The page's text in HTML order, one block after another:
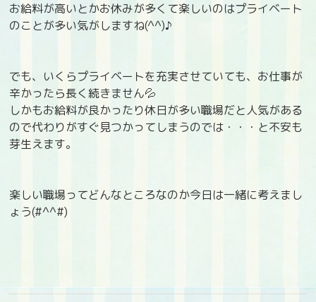
お給料が高いとかお休みが多くて楽しいのはプライベート
のことが多い気がしますね(^^)♪
でも、いくらプライベートを充実させていても、お仕事が
辛かったら長く続きません💦
しかもお給料が良かったり休日が多い職場だと人気がある
ので代わりがすぐ見つかってしまうのでは・・・と不安も
芽生えます。
楽しい職場ってどんなところなのか今日は一緒に考えまし
ょう(#^^#)